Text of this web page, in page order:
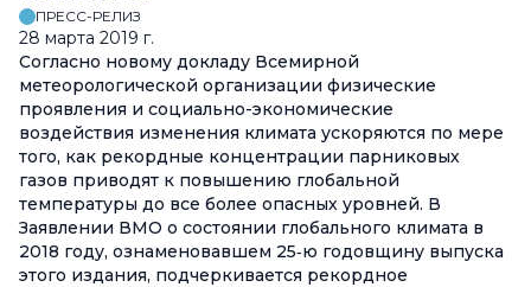
ПРЕСС-РЕЛИЗ
28 марта 2019 г.
Согласно новому докладу Всемирной
метеорологической организации физические
проявления и социально-экономические
воздействия изменения климата ускоряются по мере
того, как рекордные концентрации парниковых
газов приводят к повышению глобальной
температуры до все более опасных уровней. В
Заявлении ВМО о состоянии глобального климата в
2018 году, ознаменовавшем 25‑ю годовщину выпуска
этого издания, подчеркивается рекордное